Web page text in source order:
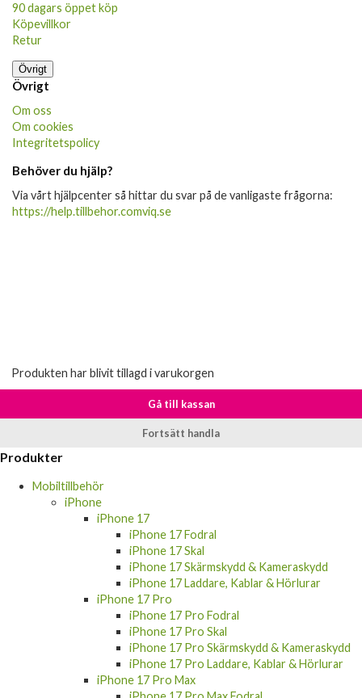
90 dagars öppet köp
Köpevillkor
Retur
Övrigt
Övrigt
Om oss
Om cookies
Integritetspolicy
Behöver du hjälp?
Via vårt hjälpcenter så hittar du svar på de vanligaste frågorna:
https://help.tillbehor.comviq.se
Produkten har blivit tillagd i varukorgen
Gå till kassan
Fortsätt handla
Produkter
Mobiltillbehör
iPhone
iPhone 17
iPhone 17 Fodral
iPhone 17 Skal
iPhone 17 Skärmskydd & Kameraskydd
iPhone 17 Laddare, Kablar & Hörlurar
iPhone 17 Pro
iPhone 17 Pro Fodral
iPhone 17 Pro Skal
iPhone 17 Pro Skärmskydd & Kameraskydd
iPhone 17 Pro Laddare, Kablar & Hörlurar
iPhone 17 Pro Max